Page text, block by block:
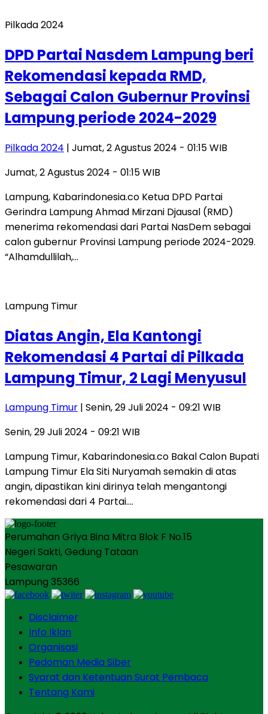
Pilkada 2024
DPD Partai Nasdem Lampung beri
Rekomendasi kepada RMD,
Sebagai Calon Gubernur Provinsi
Lampung periode 2024-2029
Pilkada 2024 | Jumat, 2 Agustus 2024 - 01:15 WIB
Jumat, 2 Agustus 2024 - 01:15 WIB
Lampung, Kabarindonesia.co Ketua DPD Partai
Gerindra Lampung Ahmad Mirzani Djausal (RMD)
menerima rekomendasi dari Partai NasDem sebagai
calon gubernur Provinsi Lampung periode 2024-2029.
“Alhamdullilah,…
Lampung Timur
Diatas Angin, Ela Kantongi
Rekomendasi 4 Partai di Pilkada
Lampung Timur, 2 Lagi Menyusul
Lampung Timur | Senin, 29 Juli 2024 - 09:21 WIB
Senin, 29 Juli 2024 - 09:21 WIB
Lampung Timur, Kabarindonesia.co Bakal Calon Bupati
Lampung Timur Ela Siti Nuryamah semakin di atas
angin, dipastikan kini dirinya telah mengantongi
rekomendasi dari 4 Partai….
Perumahan Griya Bina Mitra Blok F No.15
Negeri Sakti, Gedung Tataan
Pesawaran
Lampung 35366
Disclaimer
Info Iklan
Organisasi
Pedoman Media Siber
Syarat dan Ketentuan Surat Pembaca
Tentang Kami